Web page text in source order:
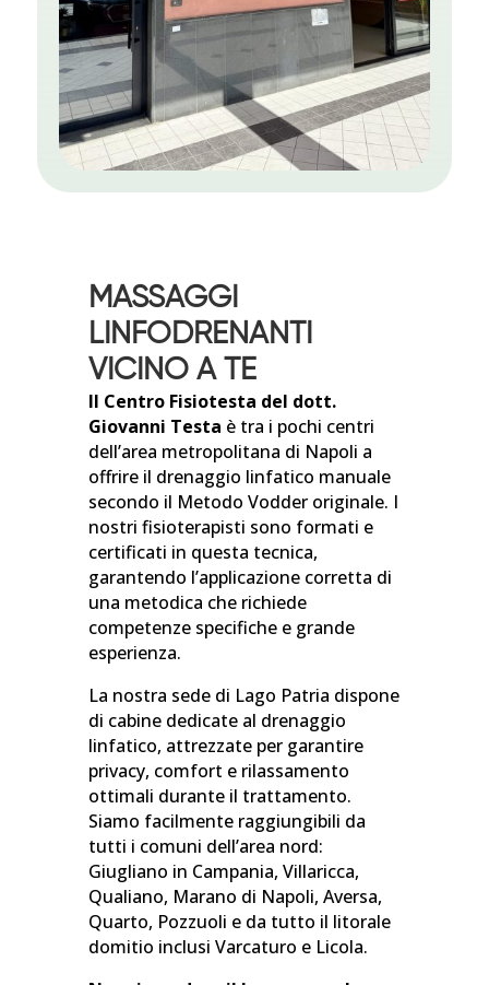
MASSAGGI
LINFODRENANTI
VICINO A TE
Il Centro Fisiotesta del dott.
Giovanni Testa è tra i pochi centri
dell’area metropolitana di Napoli a
offrire il drenaggio linfatico manuale
secondo il Metodo Vodder originale. I
nostri fisioterapisti sono formati e
certificati in questa tecnica,
garantendo l’applicazione corretta di
una metodica che richiede
competenze specifiche e grande
esperienza.
La nostra sede di Lago Patria dispone
di cabine dedicate al drenaggio
linfatico, attrezzate per garantire
privacy, comfort e rilassamento
ottimali durante il trattamento.
Siamo facilmente raggiungibili da
tutti i comuni dell’area nord:
Giugliano in Campania, Villaricca,
Qualiano, Marano di Napoli, Aversa,
Quarto, Pozzuoli e da tutto il litorale
domitio inclusi Varcaturo e Licola.